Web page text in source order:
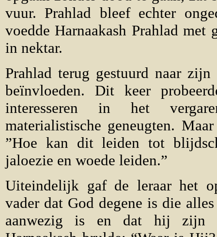
vuur. Prahlad bleef echter
voedde Harnaakash Prahlad met
in nektar.
Prahlad terug gestuurd naar
beïnvloeden. Dit keer
interesseren in het
materialistische geneugten.
”Hoe kan dit leiden tot
jaloezie en woede leiden.”
Uiteindelijk gaf de leraar het
vader dat God degene is die
aanwezig is en dat hij zijn